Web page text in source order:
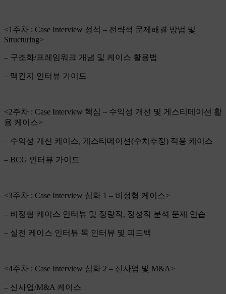
<1주차 : Case Interview 정석 – 전략적 문제해결 방법 및
Structuring>
– 구조화/프레임워크 개념 및 케이스 활용법
– 맥킨지 인터뷰 가이드
<2주차 : Case Interview 핵심 – 수익성 개선 및 게스티메이션 활
용 케이스>
– 수익성 개선 케이스, 게스티메이션(수치추정) 적용 케이스
– BCG 인터뷰 가이드
<3주차 : Case Interview 심화 1 – 비정형 케이스>
– 비정형 케이스 인터뷰 및 정량적, 정성적 분석 문제 연습
– 실전 케이스 인터뷰 목 인터뷰 및 피드백
<4주차 : Case Interview 심화 2 – 신사업 및 M&A>
– 신사업/M&A 케이스